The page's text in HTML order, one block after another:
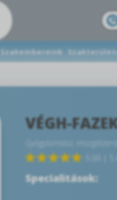
Szakembereink
VÉGH-
5.00 | 5
Specialitások: